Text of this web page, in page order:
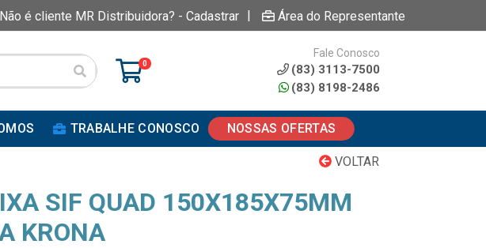
Não é cliente MR Distribuidora? - Cadastrar | Área do Representante
0
Fale Conosco
(83) 3113-7500
(83) 8198-2486
TRABALHE CONOSCO NOSSAS OFERTAS
VOLTAR
SIF QUAD 150X185X75MM
KRONA